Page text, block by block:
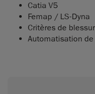
Catia V5
Femap / LS-Dyna
Critères de
Automatisation